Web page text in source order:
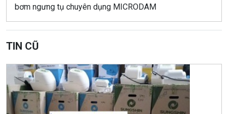
bơm ngưng tụ chuyên dụng MICRODAM
TIN CŨ